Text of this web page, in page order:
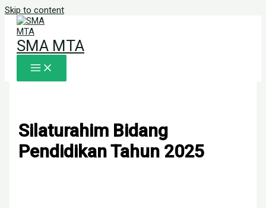
Skip to content
SMA MTA
Silaturahim Bidang
Pendidikan Tahun 2025